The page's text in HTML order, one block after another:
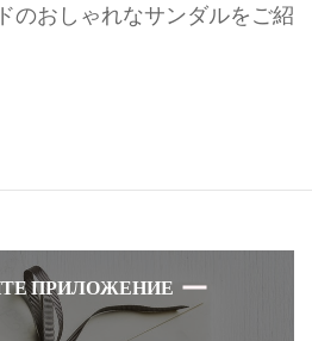
のおしゃれなサンダルをご紹
ПРИЛОЖЕНИЕ